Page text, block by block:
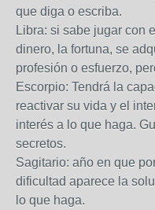
que diga o escriba.
Libra: si sabe jugar con
dinero, la fortuna, se
profesión o esfuerzo,
Escorpio: Tendrá la
reactivar su vida y el
interés a lo que haga.
secretos.
Sagitario: año en que
dificultad aparece la
lo que haga.